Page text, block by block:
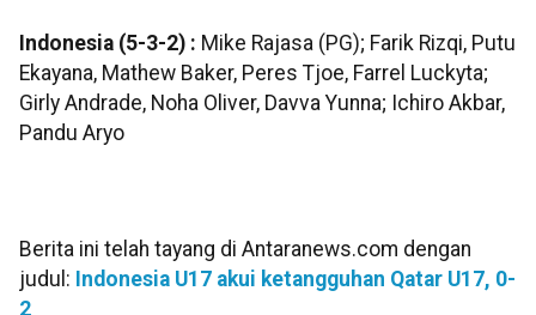
Indonesia (5-3-2) : Mike Rajasa (PG); Farik Rizqi, Putu
Ekayana, Mathew Baker, Peres Tjoe, Farrel Luckyta;
Girly Andrade, Noha Oliver, Davva Yunna; Ichiro Akbar,
Pandu Aryo
Berita ini telah tayang di Antaranews.com dengan
judul: Indonesia U17 akui ketangguhan Qatar U17, 0-
2